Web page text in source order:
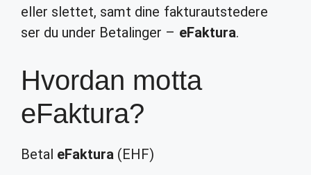
eller slettet, samt dine fakturautstedere
ser du under Betalinger – eFaktura.
Hvordan motta
eFaktura?
Betal eFaktura (EHF)